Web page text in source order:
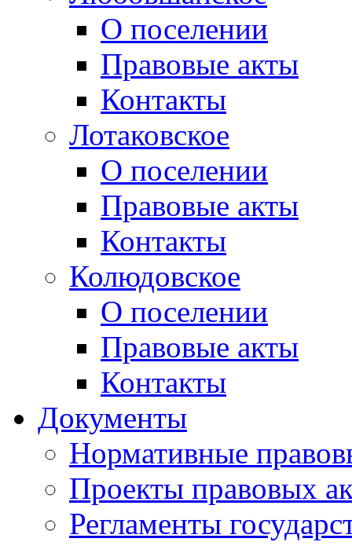
О поселении
Правовые акты
Контакты
Лотаковское
О поселении
Правовые акты
Контакты
Колюдовское
О поселении
Правовые акты
Контакты
Документы
Нормативные
Проекты правовых
Регламенты